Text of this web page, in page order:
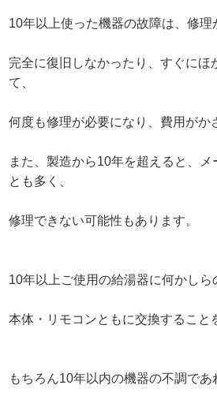
10年以上使った機器の故障は、修
完全に復旧しなかったり、すぐに
て、
何度も修理が必要になり、費用がか
また、製造から10年を超えると、
とも多く、
修理できない可能性もあります。
10年以上ご使用の給湯器に何かし
本体・リモコンともに交換すること
もちろん10年以内の機器の不調で